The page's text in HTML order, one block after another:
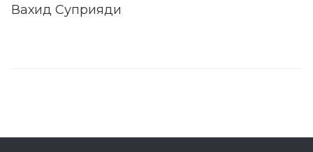
Вахид Суприяди